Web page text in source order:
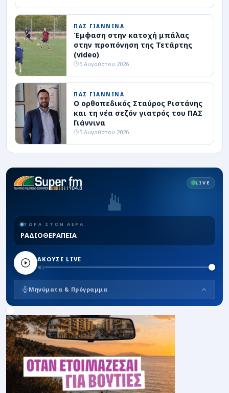
ΠΑΣ ΓΙΑΝΝΙΝΑ
Έμφαση στην κατοχή μπάλας
στην προπόνηση της Τετάρτης
(video)
5 Αυγούστου 2026
ΠΑΣ ΓΙΑΝΝΙΝΑ
Ο ορθοπεδικός Σταύρος Ριστάνης
και τη νέα σεζόν γιατρός του ΠΑΣ
Γιάννινα
5 Αυγούστου 2026
LIVE
ΤΩΡΑ ΣΤΟΝ ΑΕΡΑ
ΡΑΔΙΟΘΕΡΑΠΕΙΑ
ΑΚΟΥΣΕ LIVE
Μηνύματα & Πρόγραμμα